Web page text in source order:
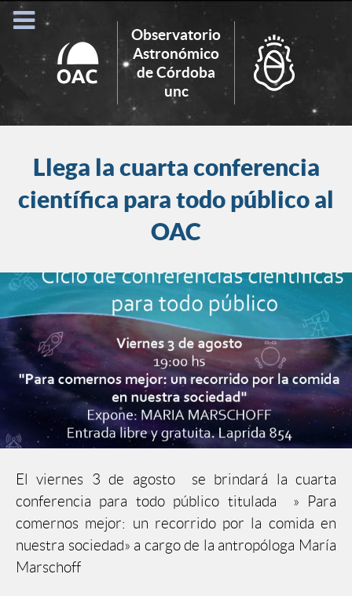
Observatorio
Astronómico
de Córdoba
unc
Search
for:
Llega la cuarta conferencia
científica para todo público al
OAC
El viernes 3 de agosto se brindará la cuarta
conferencia para todo público titulada » Para
comernos mejor: un recorrido por la comida en
nuestra sociedad» a cargo de la antropóloga María
Marschoff